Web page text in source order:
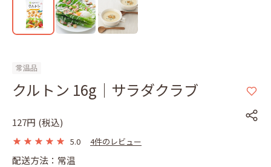
常温品
クルトン 16g｜サラダクラブ
127円 (税込)
5.0 4件のレビュー
配送方法：常温